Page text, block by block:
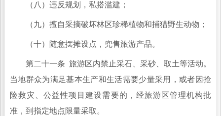
（八）违反规划，私搭滥建；
（九）擅自采摘破坏林区珍稀植物和捕猎野生动物；
（十）随意摆摊设点，兜售旅游产品。
第二十一条 旅游区内禁止采石、采砂、取土等活动。
当地群众为满足基本生产和生活需要少量采用，或者因抢
险救灾、公益性项目建设需要的，经旅游区管理机构批
准，到指定地点限量采取。